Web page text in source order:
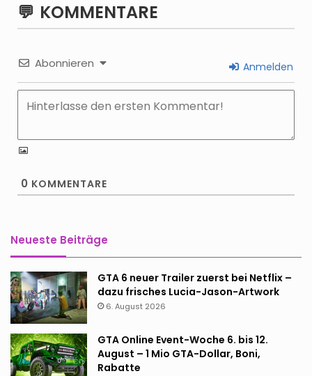
KOMMENTARE
Abonnieren Anmelden
0 KOMMENTARE
Neueste Beiträge
GTA 6 neuer Trailer zuerst bei Netflix –
dazu frisches Lucia-Jason-Artwork
6. August 2026
GTA Online Event-Woche 6. bis 12.
August – 1 Mio GTA-Dollar, Boni,
Rabatte